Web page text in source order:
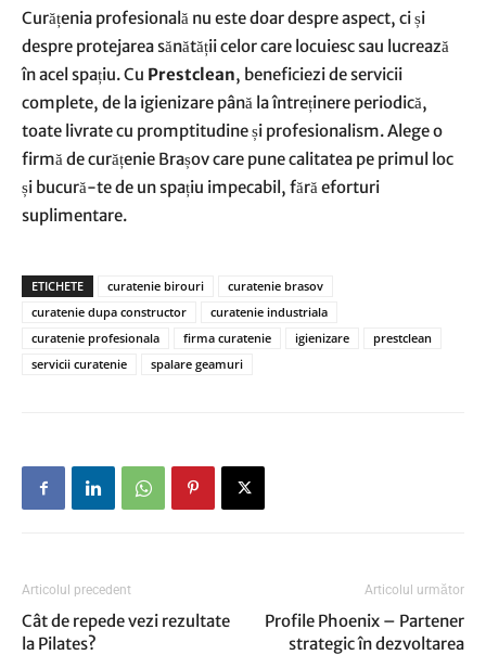
Curățenia profesională nu este doar despre aspect, ci și
despre protejarea sănătății celor care locuiesc sau lucrează
în acel spațiu. Cu Prestclean, beneficiezi de servicii
complete, de la igienizare până la întreținere periodică,
toate livrate cu promptitudine și profesionalism. Alege o
firmă de curățenie Brașov care pune calitatea pe primul loc
și bucură-te de un spațiu impecabil, fără eforturi
suplimentare.
ETICHETE curatenie birouri
curatenie brasov
curatenie dupa constructor
curatenie industriala
curatenie profesionala
firma curatenie igienizare
prestclean
servicii curatenie
spalare geamuri
Articolul precedent
Cât de repede vezi rezultate
la Pilates?
Articolul următor
Profile Phoenix – Partener
strategic în dezvoltarea